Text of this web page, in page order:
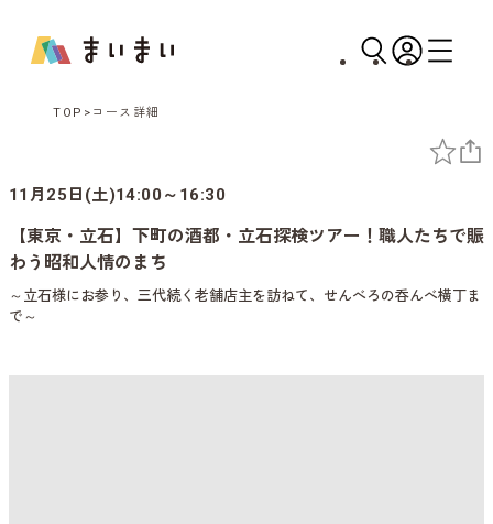
TOP コース詳細
11月25日(土)14:00～16:30
【東京・立石】下町の酒都・立石探検ツアー！職人たちで賑
わう昭和人情のまち
～立石様にお参り、三代続く老舗店主を訪ねて、せんべろの呑んべ横丁ま
で～